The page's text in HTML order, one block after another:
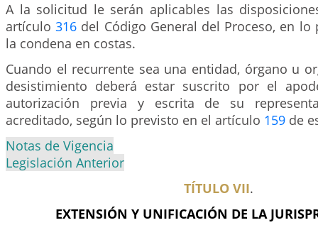
A la solicitud le serán aplicables las
artículo316 del Código General del Proceso, en
la condena en costas.
Cuando el recurrente sea una entidad, órgano u
desistimiento deberá estar suscrito por el
autorización previa y escrita de su
acreditado, según lo previsto en el artículo 159 de
Notas de Vigencia
Legislación Anterior
TÍTULO VII.
EXTENSIÓN Y UNIFICACIÓN DE LA